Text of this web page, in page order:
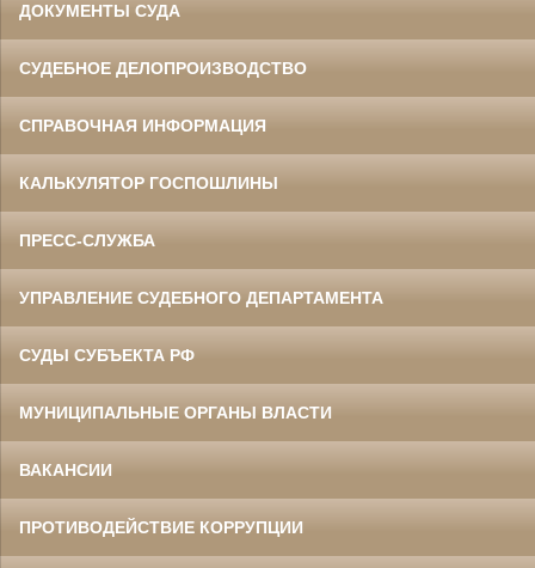
ДОКУМЕНТЫ СУДА
СУДЕБНОЕ ДЕЛОПРОИЗВОДСТВО
СПРАВОЧНАЯ ИНФОРМАЦИЯ
КАЛЬКУЛЯТОР ГОСПОШЛИНЫ
ПРЕСС-СЛУЖБА
УПРАВЛЕНИЕ СУДЕБНОГО ДЕПАРТАМЕНТА
СУДЫ СУБЪЕКТА РФ
МУНИЦИПАЛЬНЫЕ ОРГАНЫ ВЛАСТИ
ВАКАНСИИ
ПРОТИВОДЕЙСТВИЕ КОРРУПЦИИ